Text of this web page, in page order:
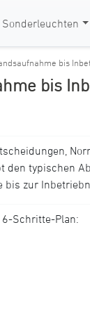
Sonderleuchten
bis
bis
den typischen
bis zur
6-Schritte-Plan: